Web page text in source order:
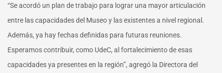
“Se acordó un plan de trabajo para lograr una mayor articulación
entre las capacidades del Museo y las existentes a nivel regional.
Además, ya hay fechas definidas para futuras reuniones.
Esperamos contribuir, como UdeC, al fortalecimiento de esas
capacidades ya presentes en la región”, agregó la Directora del